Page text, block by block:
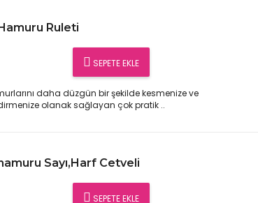
Ruleti
SEPETE EKLE
daha düzgün bir şekilde kesmenize ve
olanak sağlayan çok pratik ..
Sayı,Harf Cetveli
SEPETE EKLE